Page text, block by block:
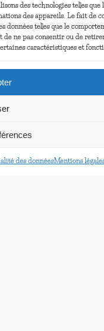
des technologies telles que
des appareils. Le fait de
données telles que le
de ne pas consentir ou de
caractéristiques et
des donnéesMentions
?